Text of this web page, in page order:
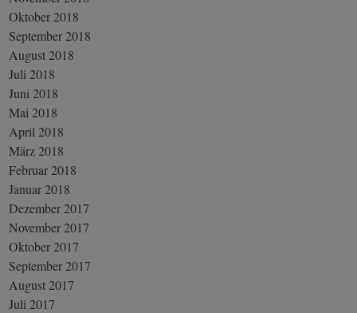
Oktober 2018
September 2018
August 2018
Juli 2018
Juni 2018
Mai 2018
April 2018
März 2018
Februar 2018
Januar 2018
Dezember 2017
November 2017
Oktober 2017
September 2017
August 2017
Juli 2017